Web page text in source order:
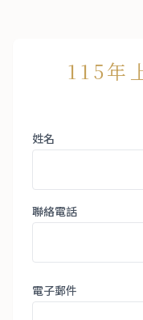
115年
姓名
聯絡電話
電子郵件